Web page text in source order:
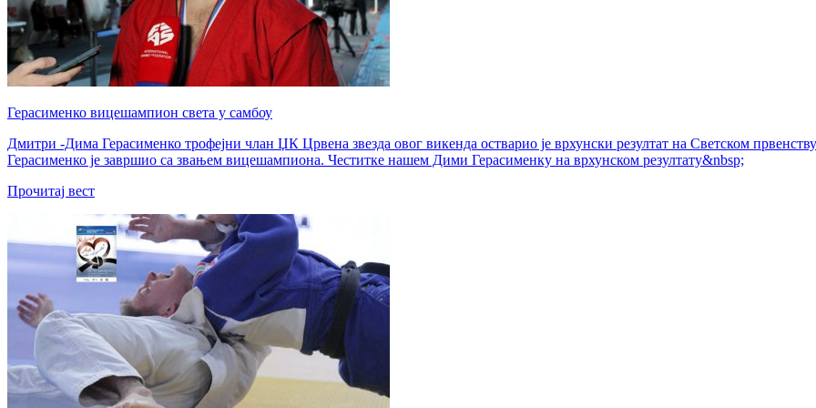
Герасименко вицешампион света у самбоу
Дмитри -Дима Герасименко трофејни члан ЏК Црвена звезда овог викенда остварио је врхунски резултат на Светском
Герасименко је завршио са звањем вицешампиона. Честитке нашем Дими Герасименку на врхунском резултату&nbsp;
Прочитај вест